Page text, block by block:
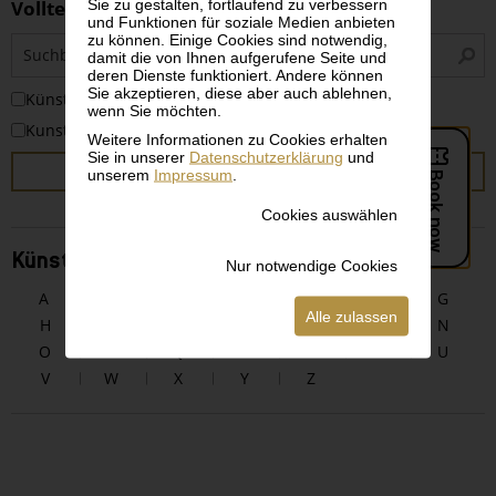
und Funktionen für soziale Medien anbieten
zu können. Einige Cookies sind notwendig,
damit die von Ihnen aufgerufene Seite und
deren Dienste funktioniert. Andere können
Sie akzeptieren, diese aber auch ablehnen,
wenn Sie möchten.
Weitere Informationen zu Cookies erhalten
Sie in unserer Datenschutzerklärung und
unserem Impressum
Cookies auswählen
Nur notwendige Cookies
Alle zulassen
Volltextsuche
KünstlerInnen
Kunstwerke
SUCHEN
KünstlerInnen alphabetisch
A E F
G
H
L M
N
O
U
V
W X Y Z